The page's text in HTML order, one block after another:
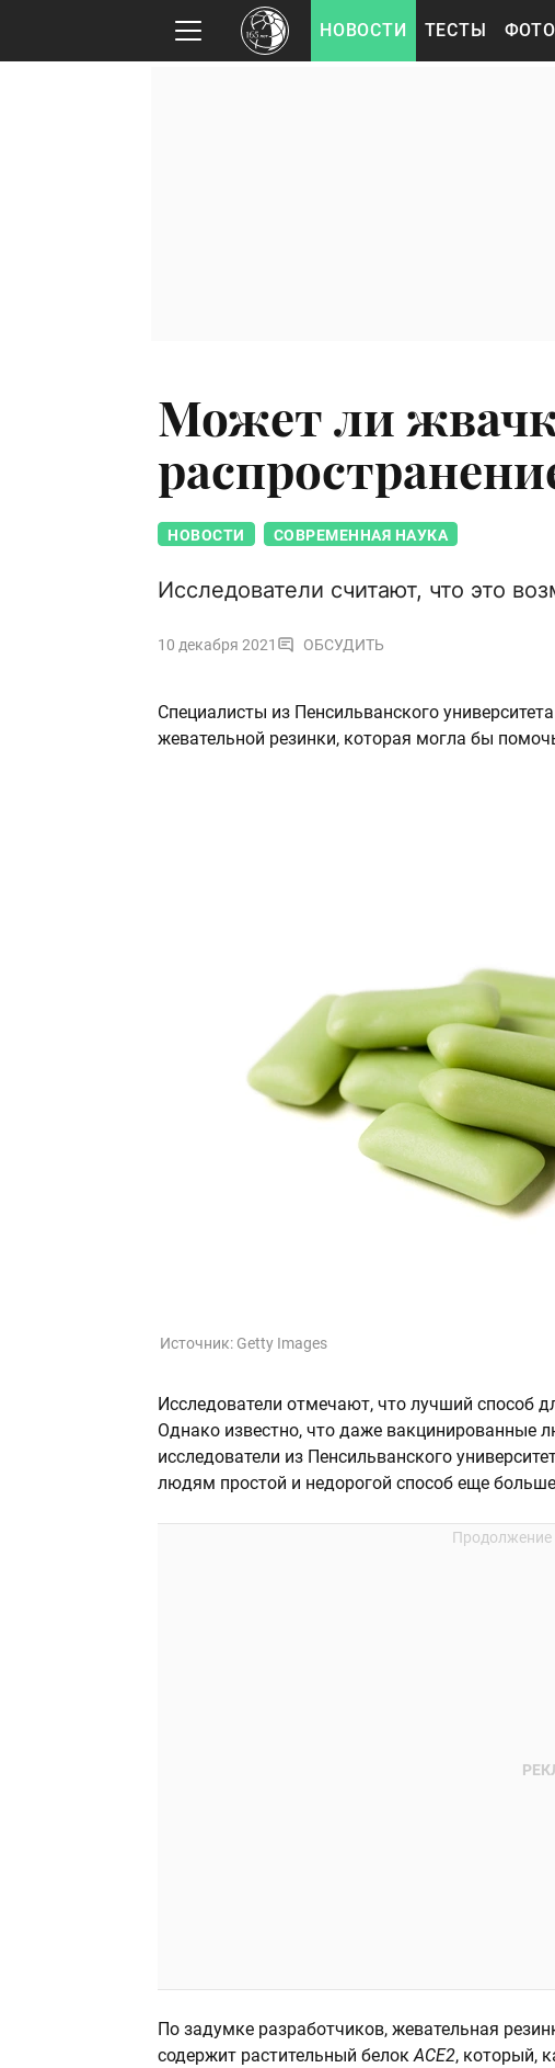
НОВОСТИ ТЕСТЫ
Может ли
НОВОСТИ СОВРЕМЕННАЯ НАУКА
Исследователи считают, что это
10 декабря 2021 ОБСУДИТЬ
Специалисты из Пенсильванского
жевательной резинки, которая могла бы
Источник: Getty Images
Исследователи отмечают, что лучший способ
Однако известно, что даже вакцинированные
исследователи из Пенсильванского
людям простой и недорогой способ еще
По задумке разработчиков, жевательная
содержит растительный белокACE2, который,